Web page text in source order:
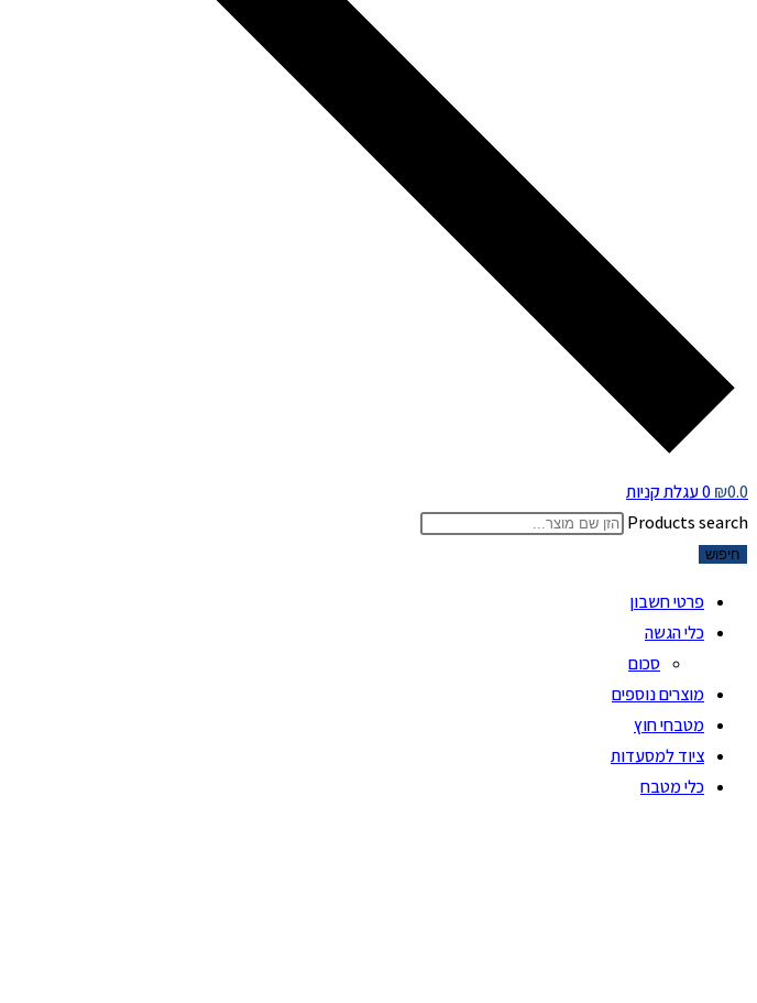
₪0.0
0עגלת קניות
Products search
חיפוש
פרטי חשבון
כלי הגשה
סכום
מוצרים נוספים
מטבחי חוץ
ציוד למסעדות
כלי מטבח